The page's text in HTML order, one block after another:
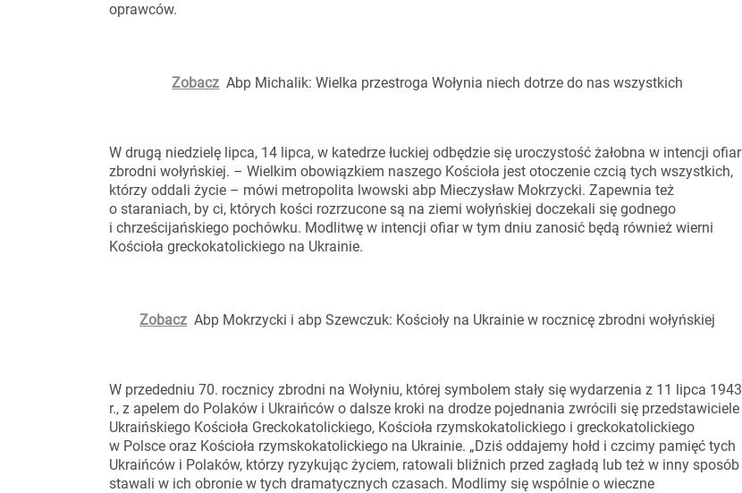
oprawców.
Zobacz Abp Michalik: Wielka przestroga Wołynia niech dotrze do nas wszystkich
W drugą niedzielę lipca, 14 lipca, w katedrze łuckiej odbędzie się uroczystość żałobna w intencji ofiar
zbrodni wołyńskiej. – Wielkim obowiązkiem naszego Kościoła jest otoczenie czcią tych wszystkich,
którzy oddali życie – mówi metropolita lwowski abp Mieczysław Mokrzycki. Zapewnia też
o staraniach, by ci, których kości rozrzucone są na ziemi wołyńskiej doczekali się godnego
i chrześcijańskiego pochówku. Modlitwę w intencji ofiar w tym dniu zanosić będą również wierni
Kościoła greckokatolickiego na Ukrainie.
Zobacz Abp Mokrzycki i abp Szewczuk: Kościoły na Ukrainie w rocznicę zbrodni wołyńskiej
W przededniu 70. rocznicy zbrodni na Wołyniu, której symbolem stały się wydarzenia z 11 lipca 1943
r., z apelem do Polaków i Ukraińców o dalsze kroki na drodze pojednania zwrócili się przedstawiciele
Ukraińskiego Kościoła Greckokatolickiego, Kościoła rzymskokatolickiego i greckokatolickiego
w Polsce oraz Kościoła rzymskokatolickiego na Ukrainie. „Dziś oddajemy hołd i czcimy pamięć tych
Ukraińców i Polaków, którzy ryzykując życiem, ratowali bliźnich przed zagładą lub też w inny sposób
stawali w ich obronie w tych dramatycznych czasach. Modlimy się wspólnie o wieczne